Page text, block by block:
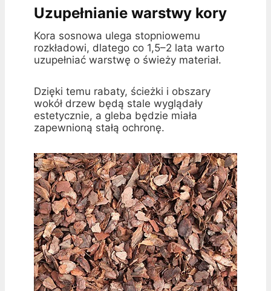
Uzupełnianie warstwy kory
Kora sosnowa ulega stopniowemu
rozkładowi, dlatego co 1,5–2 lata warto
uzupełniać warstwę o świeży materiał.
Dzięki temu rabaty, ścieżki i obszary
wokół drzew będą stale wyglądały
estetycznie, a gleba będzie miała
zapewnioną stałą ochronę.